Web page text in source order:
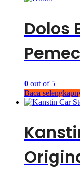
Dolos
0 out of 5
Baca